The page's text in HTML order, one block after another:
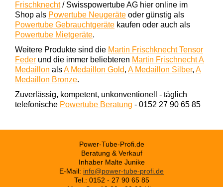
Frischknecht/ Swisspowertube AG hier online im
Shop als Powertube Neugeräte oder günstig als
Powertube Gebrauchtgeräte kaufen oder auch als
Powertube Mietgeräte.
Weitere Produkte sind die Martin Frischknecht Tensor
Feder und die immer beliebteren Martin Frischnecht A
Medaillon alsA Medaillon Gold, A Medaillon Silber, A
Medaillon Bronze.
Zuverlässig, kompetent, unkonventionell - täglich
telefonische Powertube Beratung - 0152 27 90 65 85
Power-Tube-Profi.de
Beratung & Verkauf
Inhaber Malte Junike
E-Mail: info@power-tube-profi.de
Tel.: 0152 - 27 90 65 85